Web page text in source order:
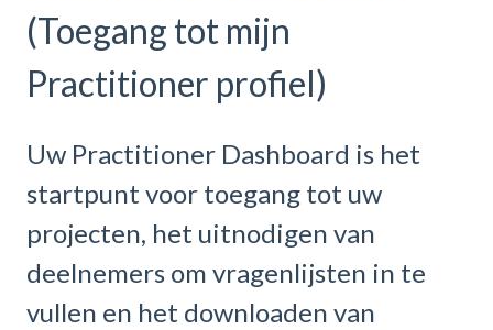
(Toegang tot mijn
Practitioner profiel)
Uw Practitioner Dashboard is het
startpunt voor toegang tot uw
projecten, het uitnodigen van
deelnemers om vragenlijsten in te
vullen en het downloaden van